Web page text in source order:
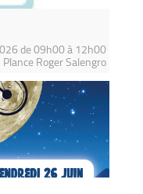
de 09h00 à 12h00
Plance Roger Salengro